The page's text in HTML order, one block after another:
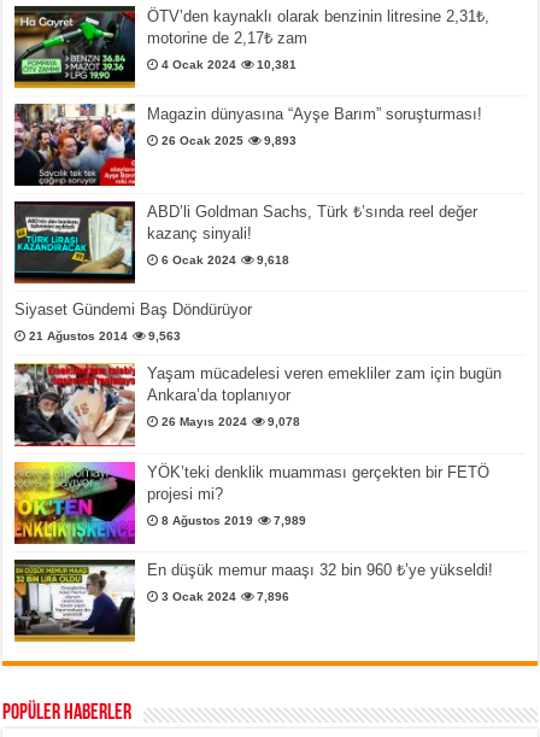
ÖTV’den kaynaklı olarak benzinin litresine 2,31₺,
motorine de 2,17₺ zam
4 Ocak 2024 10,381
Magazin dünyasına “Ayşe Barım” soruşturması!
26 Ocak 2025 9,893
ABD’li Goldman Sachs, Türk ₺’sında reel değer
kazanç sinyali!
6 Ocak 2024 9,618
Siyaset Gündemi Baş Döndürüyor
21 Ağustos 2014 9,563
Yaşam mücadelesi veren emekliler zam için bugün
Ankara’da toplanıyor
26 Mayıs 2024 9,078
YÖK’teki denklik muamması gerçekten bir FETÖ
projesi mi?
8 Ağustos 2019 7,989
En düşük memur maaşı 32 bin 960 ₺’ye yükseldi!
3 Ocak 2024 7,896
Popüler Haberler